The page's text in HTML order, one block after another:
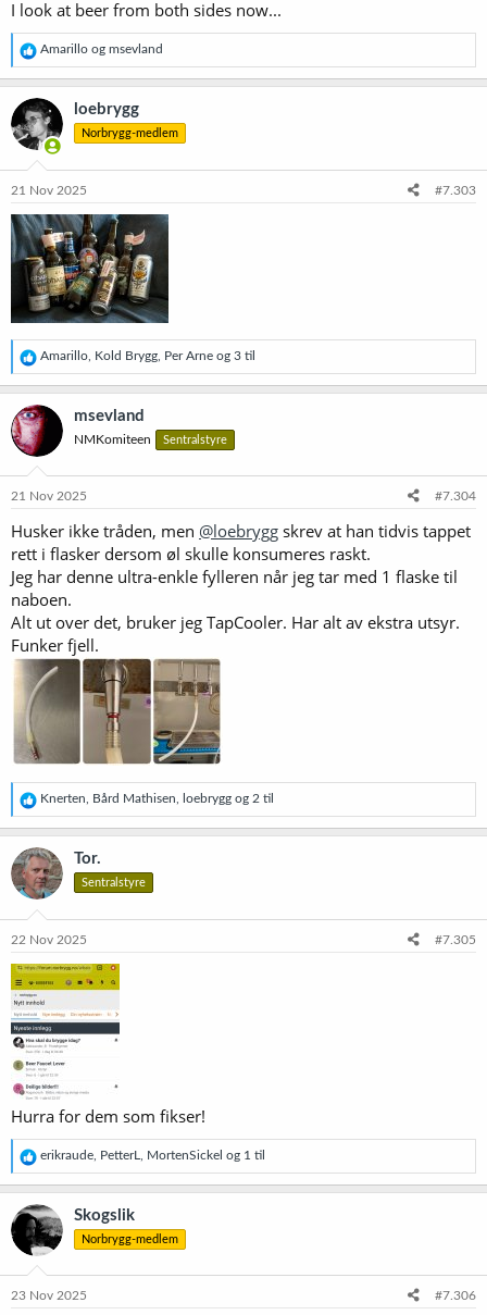
limp bizkit
I look at beer from both sides now...
R
e
a
k
s
j
o
e
:
Amarillo og msevland
loebrygg
Norbrygg-medlem
21 Nov 2025 #7.303
R
e
a
k
s
j
o
e
:
Amarillo Kold Brygg Per Arne og 3 til
msevland
NMKomiteen Sentralstyre
21 Nov 2025 #7.304
Husker ikke tråden, men @loebrygg skrev at han tidvis tappet
rett i flasker dersom øl skulle konsumeres raskt.
Jeg har denne ultra-enkle fylleren når jeg tar med 1 flaske til
naboen.
Alt ut over det, bruker jeg TapCooler. Har alt av ekstra utsyr.
Funker fjell.
R
e
a
k
s
j
o
e
:
Knerten Bård Mathisen loebrygg og 2 til
Tor.
Sentralstyre
22 Nov 2025 #7.305
Hurra for dem som fikser!
R
e
a
k
s
j
o
e
erikraude PetterL MortenSickel og 1 til
Skogslik
Norbrygg-medlem
23 Nov 2025 #7.306